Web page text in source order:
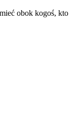
obok kogoś, kto